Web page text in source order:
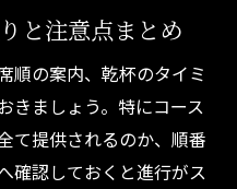
と注意点まとめ
順の案内、乾杯のタイミ
きましょう。特にコース
て提供されるのか、順番
確認しておくと進行がス